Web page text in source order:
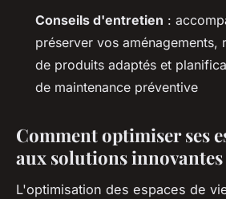
Conseils d'entretien :
préserver vos aménagements,
de produits adaptés et
de maintenance préventive
Comment optimiser ses
aux solutions innovantes
L'optimisation des espaces de